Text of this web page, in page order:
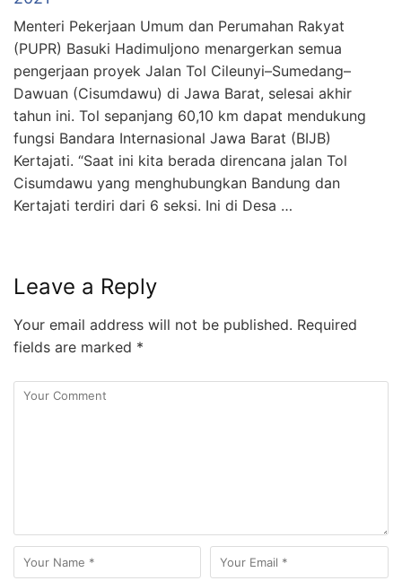
Menteri Pekerjaan Umum dan Perumahan Rakyat
(PUPR) Basuki Hadimuljono menargerkan semua
pengerjaan proyek Jalan Tol Cileunyi–Sumedang–
Dawuan (Cisumdawu) di Jawa Barat, selesai akhir
tahun ini. Tol sepanjang 60,10 km dapat mendukung
fungsi Bandara Internasional Jawa Barat (BIJB)
Kertajati. “Saat ini kita berada direncana jalan Tol
Cisumdawu yang menghubungkan Bandung dan
Kertajati terdiri dari 6 seksi. Ini di Desa …
Leave a Reply
Your email address will not be published. Required
fields are marked *